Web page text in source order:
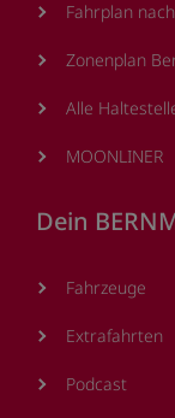
Fahrplan
Zonenplan
Alle
MOONLINER
Dein
Fahrzeuge
Extrafahrten
Podcast